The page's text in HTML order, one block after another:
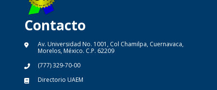
Contacto
Av. Universidad No. 1001, Col Chamilpa, Cuernavaca,
Morelos, México. C.P. 62209
(777) 329-70-00
Directorio UAEM